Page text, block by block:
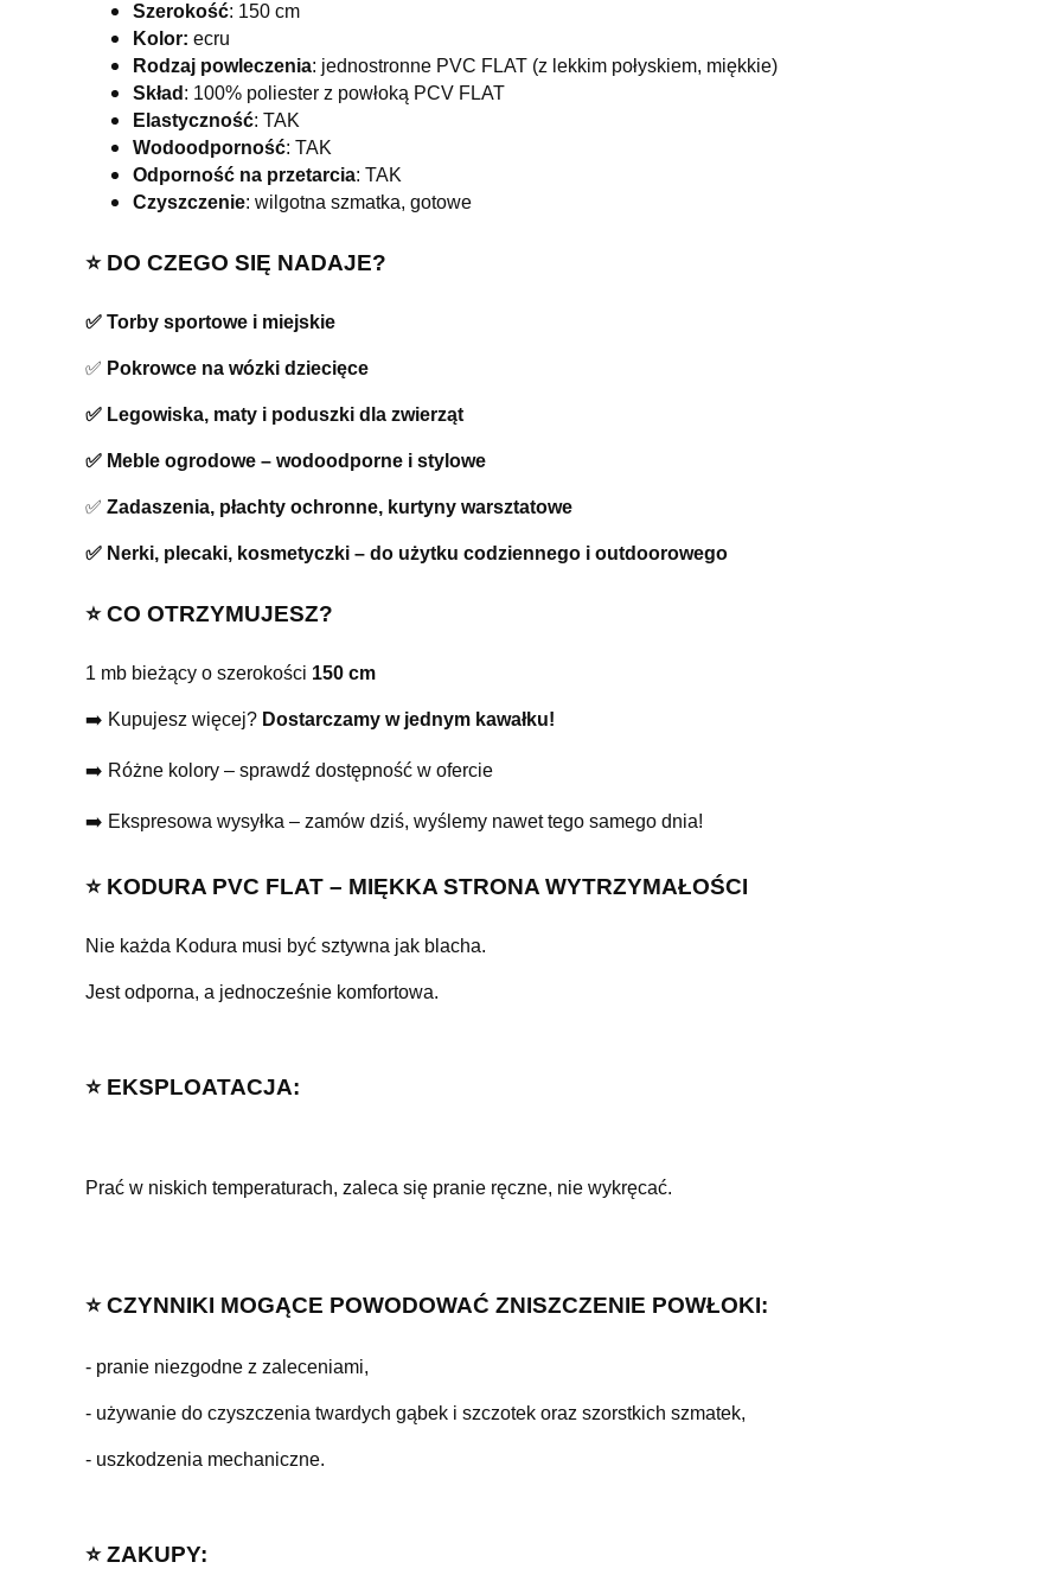
Szerokość: 150 cm
Kolor: ecru
Rodzaj powleczenia: jednostronne PVC FLAT (z lekkim połyskiem, miękkie)
Skład : 100% poliester z powłoką PCV FLAT
Elastyczność: TAK
Wodoodporność: TAK
Odporność na przetarcia: TAK
Czyszczenie: wilgotna szmatka, gotowe
⭐️ DO CZEGO SIĘ NADAJE?
✅ Torby sportowe i miejskie
✅ Pokrowce na wózki dziecięce
✅ Legowiska, maty i poduszki dla zwierząt
✅ Meble ogrodowe – wodoodporne i stylowe
✅ Zadaszenia, płachty ochronne, kurtyny warsztatowe
✅ Nerki, plecaki, kosmetyczki – do użytku codziennego i outdoorowego
⭐️ CO OTRZYMUJESZ?
1 mb bieżący o szerokości 150 cm
➡️ Kupujesz więcej? Dostarczamy w jednym kawałku!
➡️ Różne kolory – sprawdź dostępność w ofercie
➡️ Ekspresowa wysyłka – zamów dziś, wyślemy nawet tego samego dnia!
⭐️ KODURA PVC FLAT – MIĘKKA STRONA WYTRZYMAŁOŚCI
Nie każda Kodura musi być sztywna jak blacha.
Jest odporna, a jednocześnie komfortowa.
⭐️ EKSPLOATACJA:
Prać w niskich temperaturach, zaleca się pranie ręczne, nie wykręcać.
⭐️ CZYNNIKI MOGĄCE POWODOWAĆ ZNISZCZENIE POWŁOKI:
- pranie niezgodne z zaleceniami,
- używanie do czyszczenia twardych gąbek i szczotek oraz szorstkich szmatek,
- uszkodzenia mechaniczne.
⭐️ ZAKUPY: